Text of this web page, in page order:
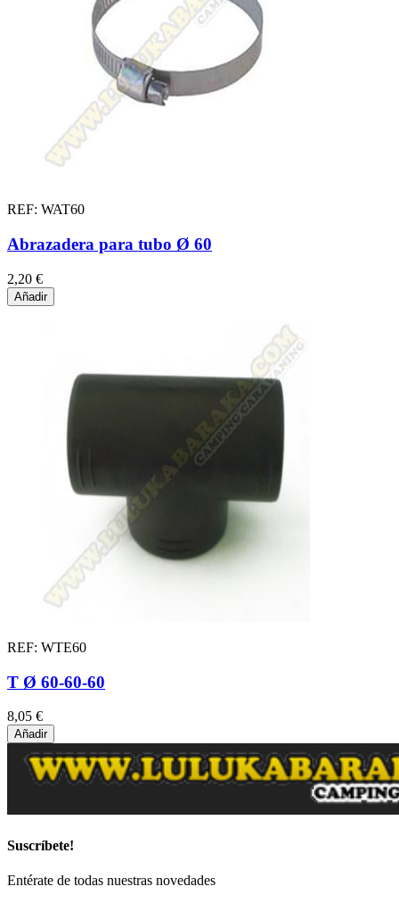
REF: WAT60
Abrazadera para tubo Ø 60
2,20 €
Añadir
REF: WTE60
T Ø 60-60-60
8,05 €
Añadir
Suscríbete!
Entérate de todas nuestras novedades